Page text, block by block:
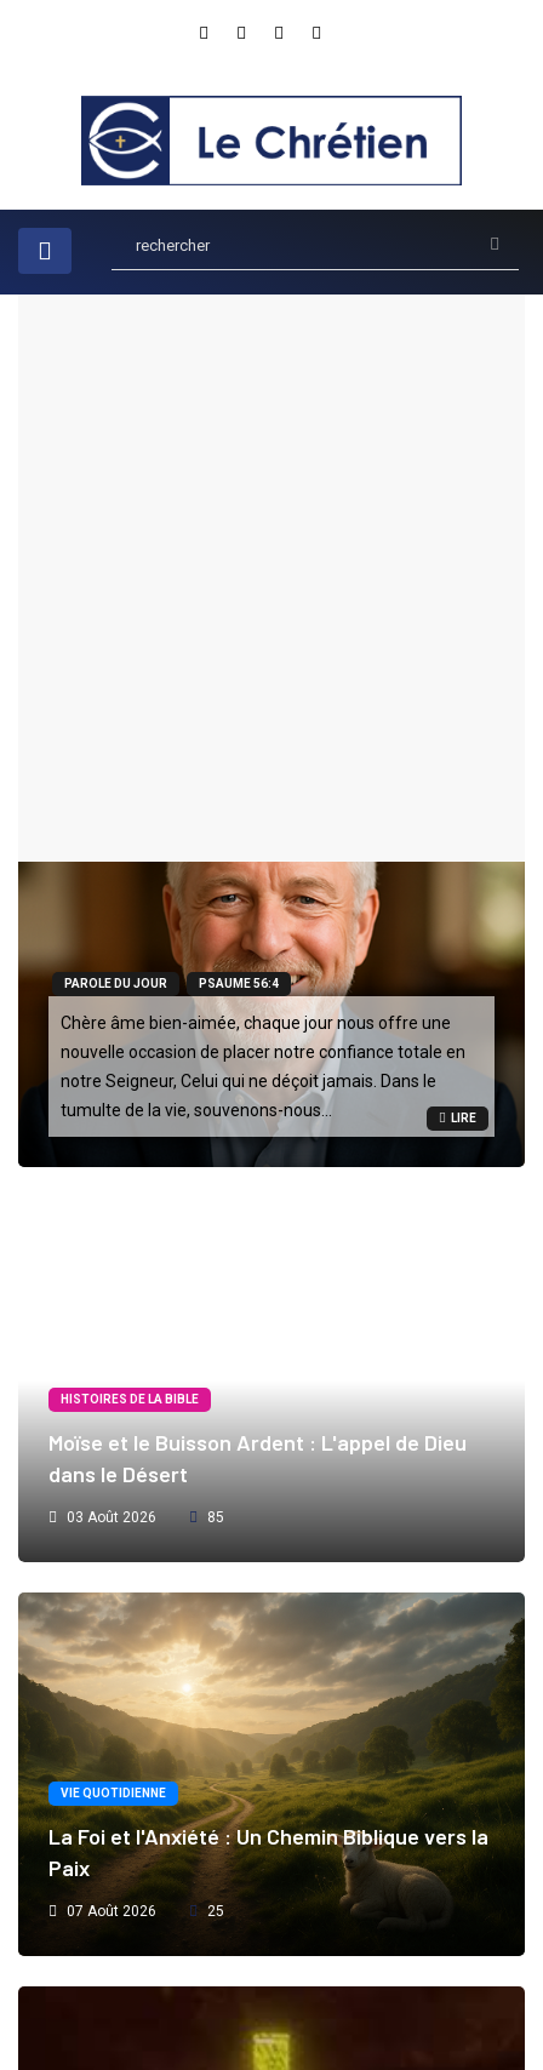
PAROLE DU JOUR PSAUME 56:4
Chère âme bien-aimée, chaque jour nous offre une
nouvelle occasion de placer notre confiance totale en
notre Seigneur, Celui qui ne déçoit jamais. Dans le
tumulte de la vie, souvenons-nous...
LIRE
HISTOIRES DE LA BIBLE
Moïse et le Buisson Ardent : L'appel de Dieu
dans le Désert
03 Août 2026 85
VIE QUOTIDIENNE
La Foi et l'Anxiété : Un Chemin Biblique vers la
Paix
07 Août 2026 25